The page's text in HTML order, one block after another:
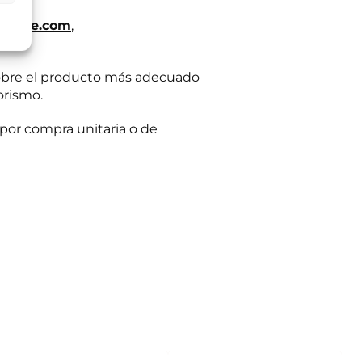
,
el producto más adecuado
compra unitaria o de
u oposición
adicional: